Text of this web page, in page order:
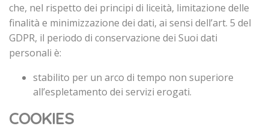
che, nel rispetto dei principi di liceità, limitazione delle
finalità e minimizzazione dei dati, ai sensi dell’art. 5 del
GDPR, il periodo di conservazione dei Suoi dati
personali è:
stabilito per un arco di tempo non superiore
all’espletamento dei servizi erogati.
COOKIES